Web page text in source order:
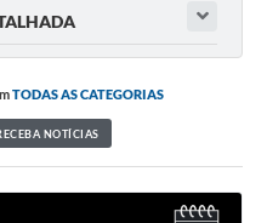
TODAS AS CATEGORIAS
NOTÍCIAS